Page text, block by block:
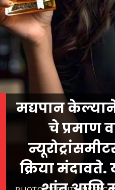
मद्यपान
चे प्रमाण
क्रिया